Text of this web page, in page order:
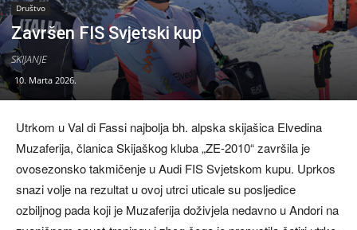
Zenica
Društvo
Završen FIS Svjetski kup
SKIJANJE
10. Marta 2026.
Utrkom u Val di Fassi najbolja bh. alpska skijašica Elvedina
Muzaferija, članica Skijaškog kluba „ZE-2010“ završila je
ovosezonsko takmičenje u Audi FIS Svjetskom kupu. Uprkos
snazi volje na rezultat u ovoj utrci uticale su posljedice
ozbiljnog pada koji je Muzaferija doživjela nedavno u Andori na